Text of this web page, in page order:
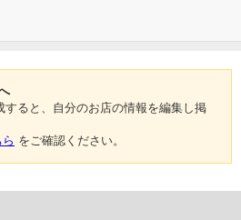
ると、自分のお店の情報を編集し掲
ら をご確認ください。